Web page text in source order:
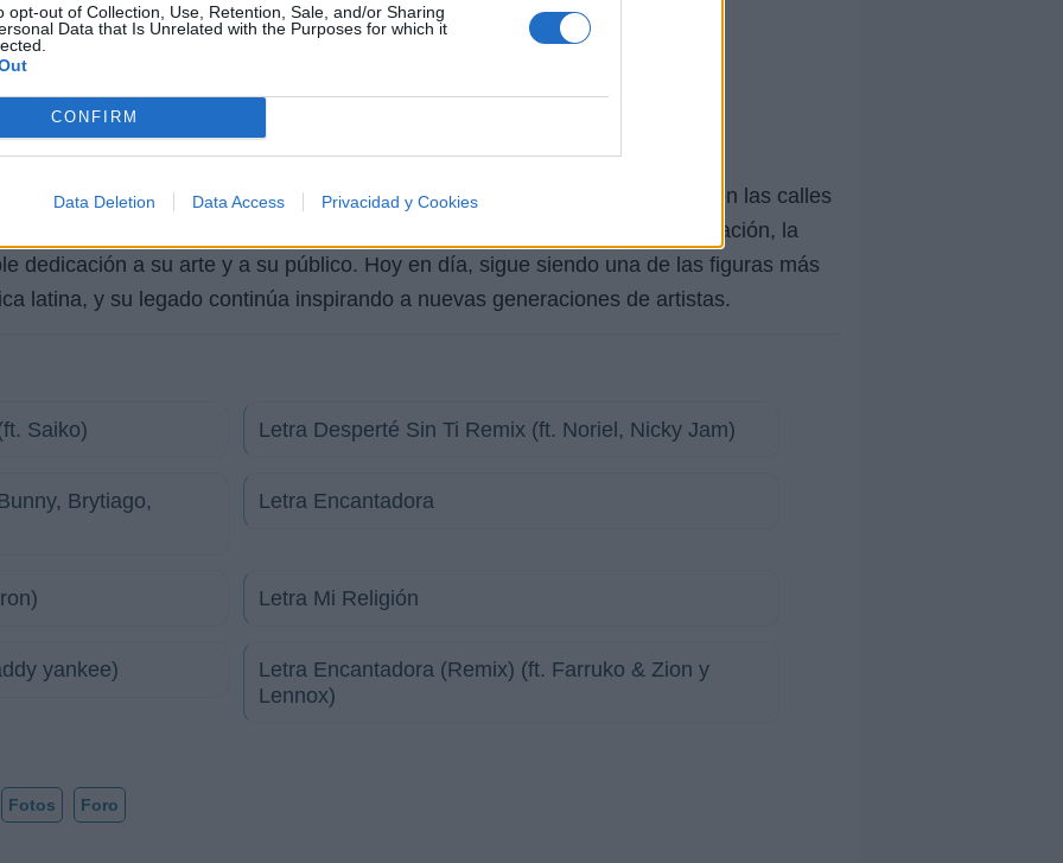
opt-out of Collection, Use, Retention, Sale, and/or Sharing
Data that Is Unrelated with the Purposes for which it
CONFIRM
Data Deletion Data Access Privacidad y Cookies
y dinámico camino en la industria musical, desde sus primeros pasos en las calles
estrella mundial del reguetón. Su carrera ha estado marcada por la innovación, la
dedicación a su arte y a su público. Hoy en día, sigue siendo una de las figuras más
latina, y su legado continúa inspirando a nuevas generaciones de artistas.
Saiko) Letra Desperté Sin Ti Remix (ft. Noriel, Nicky Jam)
Brytiago,
Letra Encantadora
Letra Mi Religión
yankee)
Letra Encantadora (Remix) (ft. Farruko & Zion y
Lennox)
Fotos Foro